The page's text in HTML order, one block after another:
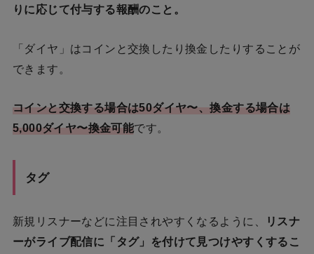
りに応じて付与する報酬のこと。
「ダイヤ」はコインと交換したり換金したりすることが
できます。
コインと交換する場合は50ダイヤ〜、換金する場合は
5,000ダイヤ〜換金可能です。
タグ
新規リスナーなどに注目されやすくなるように、
リスナ
ーがライブ配信に「タグ」を付けて見つけやすくするこ